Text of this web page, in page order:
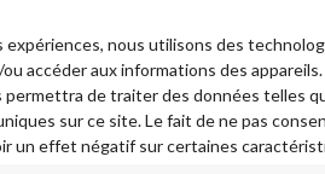
expériences, nous utilisons des
accéder aux informations des
permettra de traiter des données telles
sur ce site. Le fait de ne pas
un effet négatif sur certaines
- Sortie Sud 20137
VECCHIO - France
POSTALE:
Guide
La
CGV